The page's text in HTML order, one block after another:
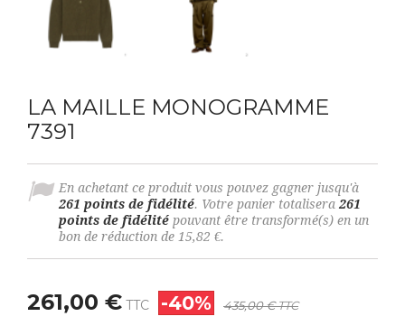
LA MAILLE MONOGRAMME
7391
En achetant ce produit vous pouvez gagner jusqu'à
261 points de fidélité. Votre panier totalisera 261
points de fidélité pouvant être transformé(s) en un
bon de réduction de 15,82 €.
261,00 € TTC -40% 435,00 €TTC